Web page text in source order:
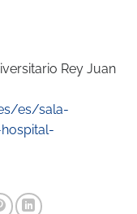
Rey Juan
es/sala-